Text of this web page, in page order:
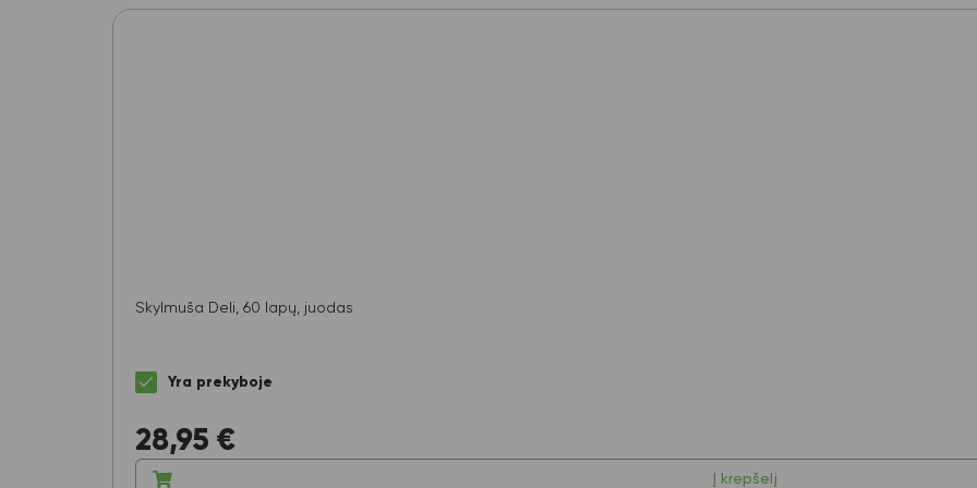
Skylmuša Deli, 60 lapų, juodas
Yra prekyboje
28,95 €
Į krepšelį